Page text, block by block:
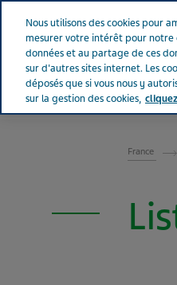
Aller sur Tevapharm
FRANCE
France
Nous utilisons des cookies pour
mesurer votre intérêt pour notre
données et au partage de ces
sur d'autres sites internet. Les
déposés que si vous nous y
sur la gestion des cookies,